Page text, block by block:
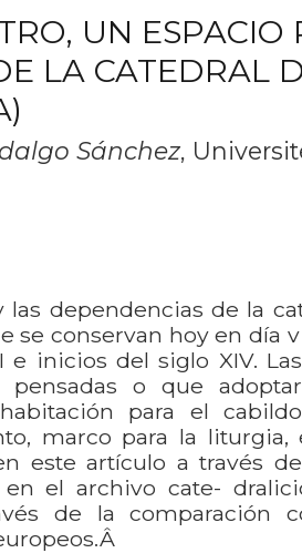
UN
LA CATEDRAL
Sánchez,
las dependencias de la
se conservan hoy en día
e inicios del siglo XIV.
o que
para el
marco para la liturgia,
este artículo a través
en el archivo cate-
de la comparación